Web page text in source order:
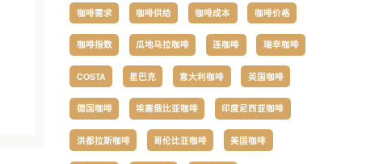
咖啡需求 咖啡供给 咖啡成本 咖啡价格
咖啡指数 瓜地马拉咖啡 连咖啡 瑞幸咖啡
COSTA 星巴克 意大利咖啡 英国咖啡
德国咖啡 埃塞俄比亚咖啡 印度尼西亚咖啡
洪都拉斯咖啡 哥伦比亚咖啡 美国咖啡